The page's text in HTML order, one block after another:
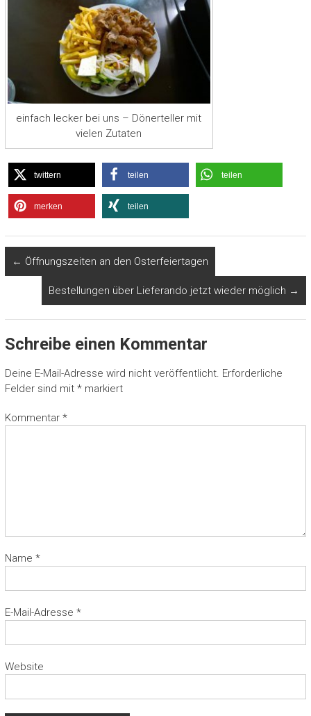
einfach lecker bei uns – Dönerteller mit
vielen Zutaten
twittern teilen teilen
merken teilen
← Öffnungszeiten an den Osterfeiertagen
Bestellungen über Lieferando jetzt wieder möglich →
Schreibe einen Kommentar
Deine E-Mail-Adresse wird nicht veröffentlicht. Erforderliche
Felder sind mit *markiert
Kommentar *
Name *
E-Mail-Adresse *
Website